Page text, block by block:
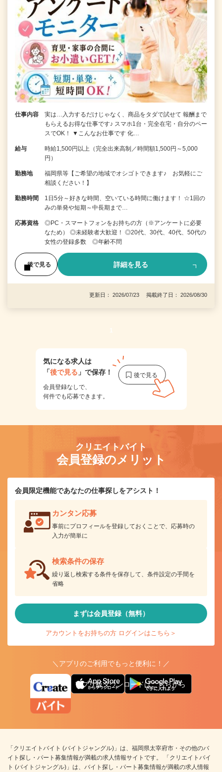
仕事内容
実は…入力するだけじゃなく、商品をタダで試せて 報酬まで
もらえるお得な仕事です♪ スマホ1台・完全在宅・自分のペー
スでOK！ ▼こんなお仕事です 化…
給与
時給1,500円以上（完全出来高制／時間額1,500円～5,000
円）
勤務地
福岡県等【ご希望の地域でオシゴトできます♪ お気軽にご
相談ください！】
勤務時間
1日5分～好きな時間、空いている時間に働けます！ ☆1回の
みの単発や短期～中長期まで…
応募資格
◎PC・スマートフォンをお持ちの方（※アンケートに必要
なため） ◎未経験者大歓迎！ ◎20代、30代、40代、50代の
女性の登録多数 ◎年齢不問
後で見る 詳細を見る
更新日： 2026/07/23 掲載終了日： 2026/08/30
1
気になる求人は
「後で見る 」で保存！
会員登録なしで、
何件でも応募できます。
クリエイトバイト
会員登録のメリット
会員限定機能であなたの仕事探しをアシスト！
カンタン応募
事前にプロフィールを登録しておくことで、応募時の
入力が簡単に
検索条件の保存
繰り返し検索する条件を保存して、条件設定の手間を
省略
まずは会員登録（無料）
アカウントをお持ちの方 ログインはこちら＞
＼アプリのご利用でもっと便利に！／
アプリ版ダウンロードはこちらから
「クリエイトバイト (バイトジャングル)」は、福岡県太宰府市・その他のバ
イト探し・パート募集情報が満載の求人情報サイトです。 「クリエイトバイ
ト (バイトジャングル)」は、バイト探し・パート募集情報が満載の求人情報